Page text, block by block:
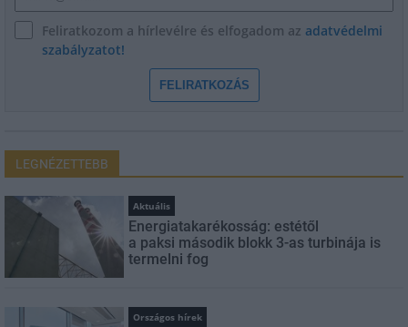
Feliratkozom a hírlevélre és elfogadom az adatvédelmi
szabályzatot!
FELIRATKOZÁS
LEGNÉZETTEBB
Aktuális
Energiatakarékosság: estétől
a paksi második blokk 3-as turbinája is
termelni fog
Országos hírek